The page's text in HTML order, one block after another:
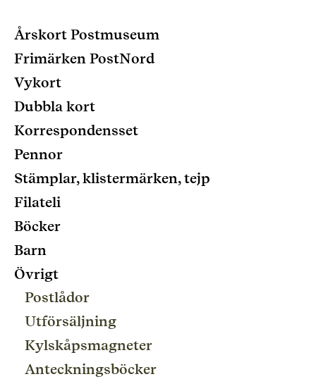
Årskort Postmuseum
Frimärken PostNord
Vykort
Dubbla kort
Korrespondensset
Pennor
Stämplar, klistermärken, tejp
Filateli
Böcker
Barn
Övrigt
Postlådor
Utförsäljning
Kylskåpsmagneter
Anteckningsböcker